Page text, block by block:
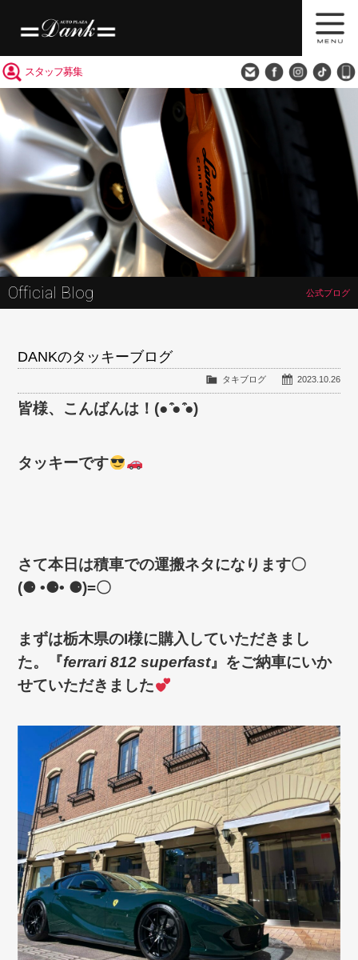
スタッフ募集
Official Blog 公式ブログ
DANKのタッキーブログ
2023.10.26
タキブログ
皆様、こんばんは！ (●̍̑●̍̑●)
タッキーです
さて本日は積車での運搬ネタになります〇
(⚈ •⚈• ⚈)=〇
まずは栃木県のI様に購入していただきまし
た。
『ferrari 812 superfast』をご納車にいか
せていただきました